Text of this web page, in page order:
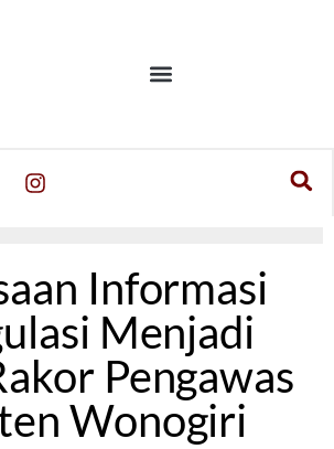
Informasi
Menjadi
Pengawas
Wonogiri